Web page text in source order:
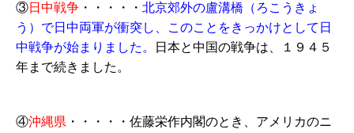
③日中戦争 ・・・・・ 北京郊外の盧溝橋（ろこうきょ
う）で日中両軍が衝突し、このことをきっかけとして日
中戦争が始まりました。
日本と中国の戦争は、１９４５
年まで続きました。
④沖縄県 ・・・・・ 佐藤栄作内閣のとき、アメリカのニ